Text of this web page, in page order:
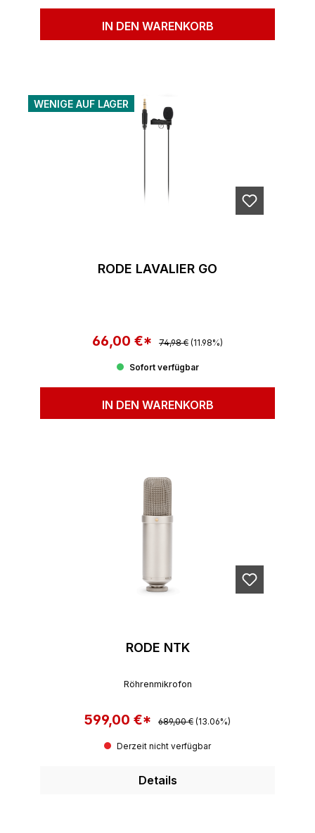
IN DEN WARENKORB
WENIGE AUF LAGER
RODE LAVALIER GO
Verkaufspreis:
66,00 €* Regulärer Preis:
74,98 € (11.98%)
Sofort verfügbar
IN DEN WARENKORB
RODE NTK
Röhrenmikrofon
Verkaufspreis:
599,00 €* Regulärer Preis:
689,00 € (13.06%)
Derzeit nicht verfügbar
Details